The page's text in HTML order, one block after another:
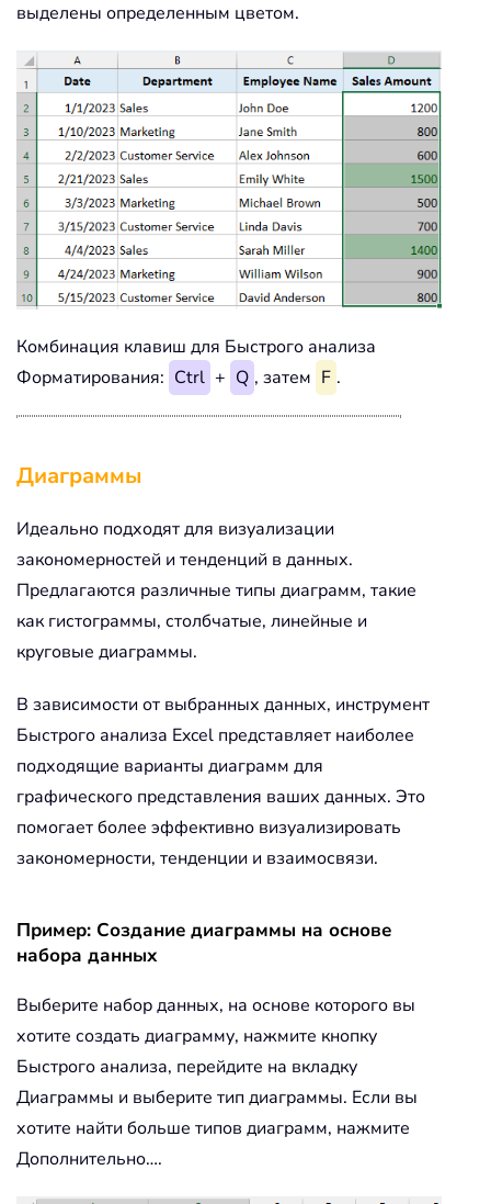
выделены определенным цветом.
Комбинация клавиш для Быстрого анализа
Форматирования: Ctrl + Q , затем F .
Диаграммы
Идеально подходят для визуализации
закономерностей и тенденций в данных.
Предлагаются различные типы диаграмм, такие
как гистограммы, столбчатые, линейные и
круговые диаграммы.
В зависимости от выбранных данных, инструмент
Быстрого анализа Excel представляет наиболее
подходящие варианты диаграмм для
графического представления ваших данных. Это
помогает более эффективно визуализировать
закономерности, тенденции и взаимосвязи.
Пример: Создание диаграммы на основе
набора данных
Выберите набор данных, на основе которого вы
хотите создать диаграмму, нажмите кнопку
Быстрого анализа, перейдите на вкладку
Диаграммы и выберите тип диаграммы. Если вы
хотите найти больше типов диаграмм, нажмите
Дополнительно….